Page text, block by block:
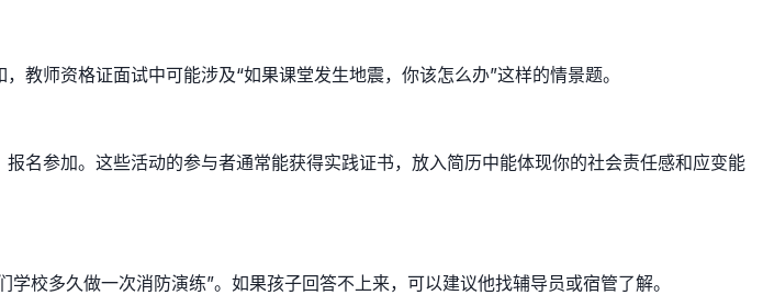
师资格证面试中可能涉及“如果课堂发生地震，你该怎么办”这样的情景题。
名参加。这些活动的参与者通常能获得实践证书，放入简历中能体现你的社会责任感和应变能
校多久做一次消防演练”。如果孩子回答不上来，可以建议他找辅导员或宿管了解。